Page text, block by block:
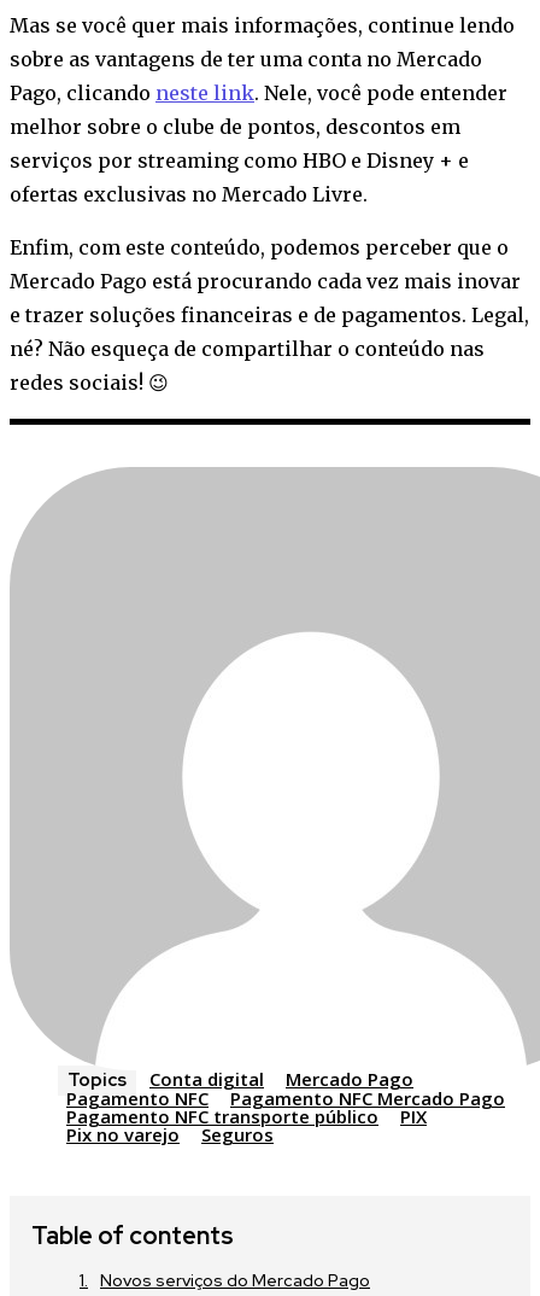
Mas se você quer mais informações, continue lendo
sobre as vantagens de ter uma conta no Mercado
Pago, clicando neste link. Nele, você pode entender
melhor sobre o clube de pontos, descontos em
serviços por streaming como HBO e Disney + e
ofertas exclusivas no Mercado Livre.
Enfim, com este conteúdo, podemos perceber que o
Mercado Pago está procurando cada vez mais inovar
e trazer soluções financeiras e de pagamentos. Legal,
né? Não esqueça de compartilhar o conteúdo nas
redes sociais! 😉
Topics Conta digital
Mercado Pago
Pagamento NFC
Pagamento NFC Mercado Pago
Pagamento NFC transporte público PIX
Pix no varejo Seguros
Table of contents
Novos serviços do Mercado Pago